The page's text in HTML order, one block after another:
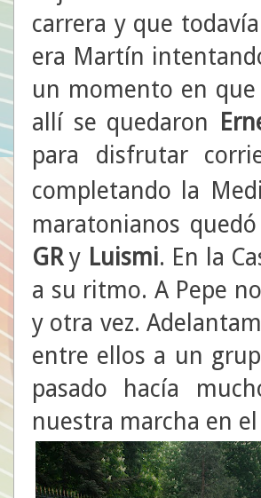
carrera y que
era Martín
un momento en
allí se quedaron
para disfrutar
completando la
maratonianos
GRy Luismi. En la
a su ritmo. A Pepe
y otra vez.
entre ellos a un
pasado hacía
nuestra marcha en